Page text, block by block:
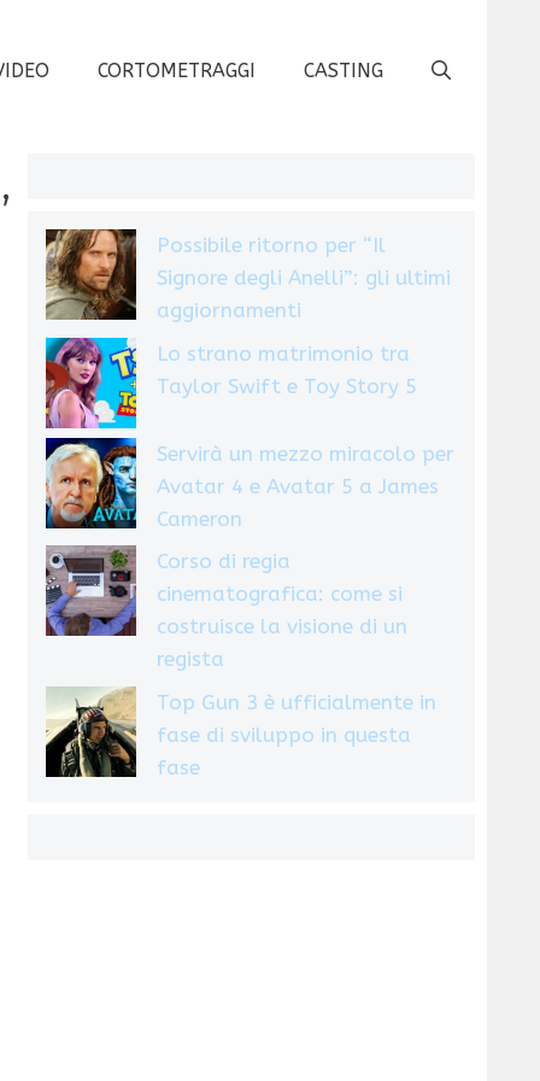
CORTOMETRAGGI CASTING
Possibile ritorno per “Il
Signore degli Anelli”: gli ultimi
aggiornamenti
Lo strano matrimonio tra
Taylor Swift e Toy Story 5
Servirà un mezzo miracolo per
Avatar 4 e Avatar 5 a James
Cameron
Corso di regia
cinematografica: come si
costruisce la visione di un
regista
Top Gun 3 è ufficialmente in
fase di sviluppo in questa
fase